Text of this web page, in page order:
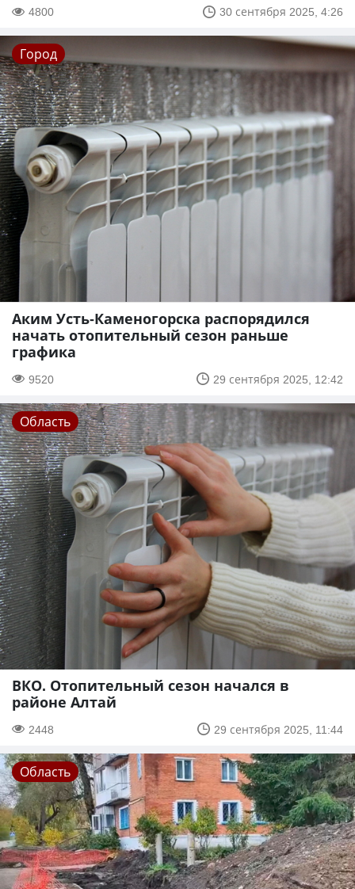
4800 30 сентября 2025, 4:26
Город
Аким Усть-Каменогорска распорядился
начать отопительный сезон раньше
графика
9520 29 сентября 2025, 12:42
Область
ВКО. Отопительный сезон начался в
районе Алтай
2448 29 сентября 2025, 11:44
Область